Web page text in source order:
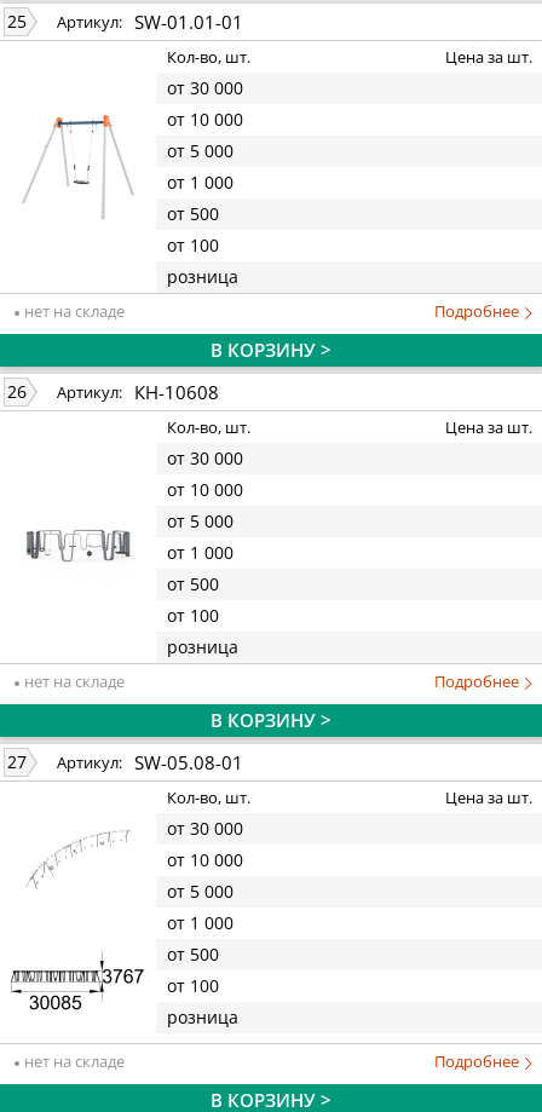
25 Артикул: SW-01.01-01
Кол-во, шт. Цена за шт.
от 30 000
от 10 000
от 5 000
от 1 000
от 500
от 100
розница
нет на складе Подробнее
В КОРЗИНУ >
26 Артикул: КН-10608
Кол-во, шт. Цена за шт.
от 30 000
от 10 000
от 5 000
от 1 000
от 500
от 100
розница
нет на складе Подробнее
В КОРЗИНУ >
27 Артикул: SW-05.08-01
Кол-во, шт. Цена за шт.
от 30 000
от 10 000
от 5 000
от 1 000
от 500
от 100
розница
нет на складе Подробнее
В КОРЗИНУ >